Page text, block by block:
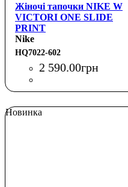
Жіночі тапочки NIKE W
VICTORI ONE SLIDE
PRINT
Nike
HQ7022-602
2 590.00грн
Новинка